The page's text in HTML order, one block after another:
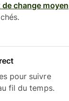
change moyen
pour suivre
fil du temps.